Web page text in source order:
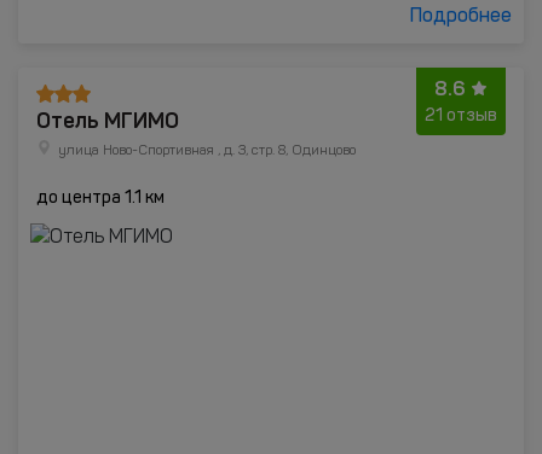
Подробнее
8.6
21 отзыв
Отель МГИМО
улица Ново-Спортивная , д. 3, стр. 8, Одинцово
до центра 1.1 км